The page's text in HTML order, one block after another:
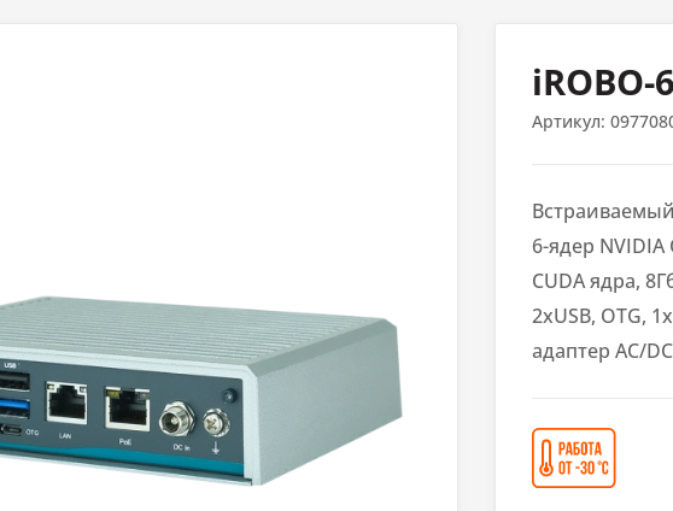
iROBO-
Артикул:
6-ядер
CUDA ядра,
2xUSB, OTG,
адаптер AC/